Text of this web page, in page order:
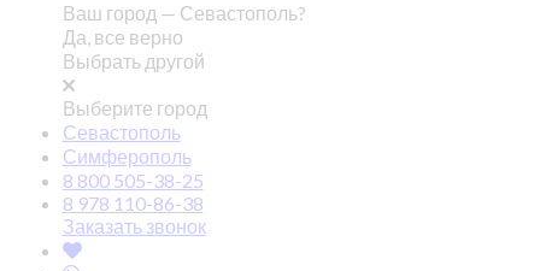
Ваш город — Севастополь?
Да, все верно
Выбрать другой
Выберите город
Севастополь
Симферополь
8 800 505-38-25
8 978 110-86-38
Заказать звонок